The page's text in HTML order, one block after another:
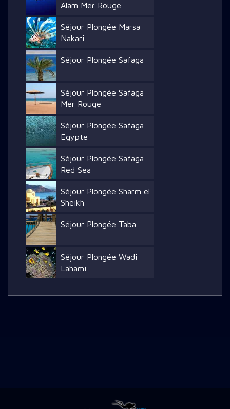
Alam Mer Rouge
Séjour Plongée Marsa
Nakari
Séjour Plongée Safaga
Séjour Plongée Safaga
Mer Rouge
Séjour Plongée Safaga
Egypte
Séjour Plongée Safaga
Red Sea
Séjour Plongée Sharm el
Sheikh
Séjour Plongée Taba
Séjour Plongée Wadi
Lahami